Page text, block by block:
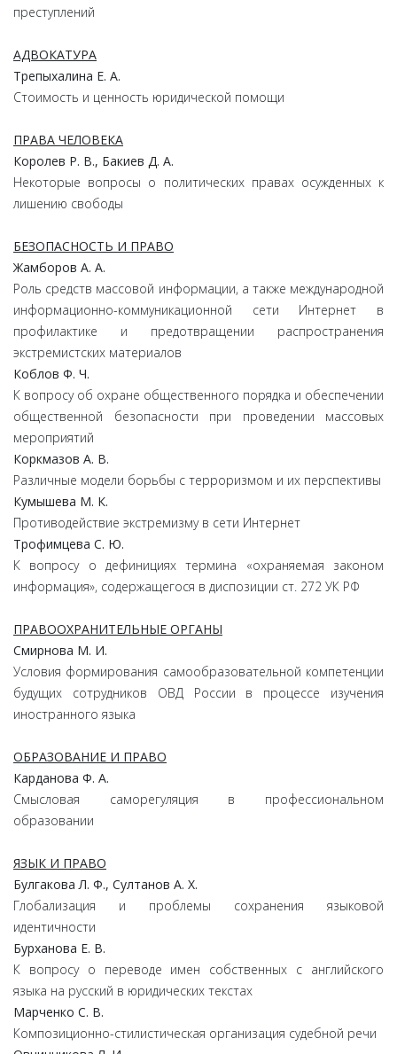
преступлений
АДВОКАТУРА
Трепыхалина Е. А.
Стоимость и ценность юридической помощи
ПРАВА ЧЕЛОВЕКА
Королев Р. В., Бакиев Д. А.
Некоторые вопросы о политических правах осужденных к
лишению свободы
БЕЗОПАСНОСТЬ И ПРАВО
Жамборов А. А.
Роль средств массовой информации, а также международной
информационно-коммуникационной сети Интернет в
профилактике и предотвращении распространения
экстремистских материалов
Коблов Ф. Ч.
К вопросу об охране общественного порядка и обеспечении
общественной безопасности при проведении массовых
мероприятий
Коркмазов А. В.
Различные модели борьбы с терроризмом и их перспективы
Кумышева М. К.
Противодействие экстремизму в сети Интернет
Трофимцева С. Ю.
К вопросу о дефинициях термина «охраняемая законом
информация», содержащегося в диспозиции ст. 272 УК РФ
ПРАВООХРАНИТЕЛЬНЫЕ ОРГАНЫ
Смирнова М. И.
Условия формирования самообразовательной компетенции
будущих сотрудников ОВД России в процессе изучения
иностранного языка
ОБРАЗОВАНИЕ И ПРАВО
Карданова Ф. А.
Смысловая саморегуляция в профессиональном
образовании
ЯЗЫК И ПРАВО
Булгакова Л. Ф., Султанов А. Х.
Глобализация и проблемы сохранения языковой
идентичности
Бурханова Е. В.
К вопросу о переводе имен собственных с английского
языка на русский в юридических текстах
Марченко С. В.
Композиционно-стилистическая организация судебной речи